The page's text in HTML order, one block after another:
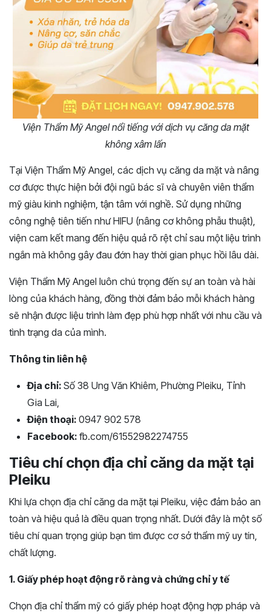
Viện Thẩm Mỹ Angel nổi tiếng với dịch vụ căng da mặt
không xâm lấn
Tại Viện Thẩm Mỹ Angel, các dịch vụ căng da mặt và nâng
cơ được thực hiện bởi đội ngũ bác sĩ và chuyên viên thẩm
mỹ giàu kinh nghiệm, tận tâm với nghề. Sử dụng những
công nghệ tiên tiến như HIFU (nâng cơ không phẫu thuật),
viện cam kết mang đến hiệu quả rõ rệt chỉ sau một liệu trình
ngắn mà không gây đau đớn hay thời gian phục hồi lâu dài.
Viện Thẩm Mỹ Angel luôn chú trọng đến sự an toàn và hài
lòng của khách hàng, đồng thời đảm bảo mỗi khách hàng
sẽ nhận được liệu trình làm đẹp phù hợp nhất với nhu cầu và
tình trạng da của mình.
Thông tin liên hệ
Địa chỉ: Số 38 Ung Văn Khiêm, Phường Pleiku, Tỉnh
Gia Lai,
Điện thoại: 0947 902 578
Facebook: fb.com/61552982274755
Tiêu chí chọn địa chỉ căng da mặt tại
Pleiku
Khi lựa chọn địa chỉ căng da mặt tại Pleiku, việc đảm bảo an
toàn và hiệu quả là điều quan trọng nhất. Dưới đây là một số
tiêu chí quan trọng giúp bạn tìm được cơ sở thẩm mỹ uy tín,
chất lượng.
1. Giấy phép hoạt động rõ ràng và chứng chỉ y tế
Chọn địa chỉ thẩm mỹ có giấy phép hoạt động hợp pháp và